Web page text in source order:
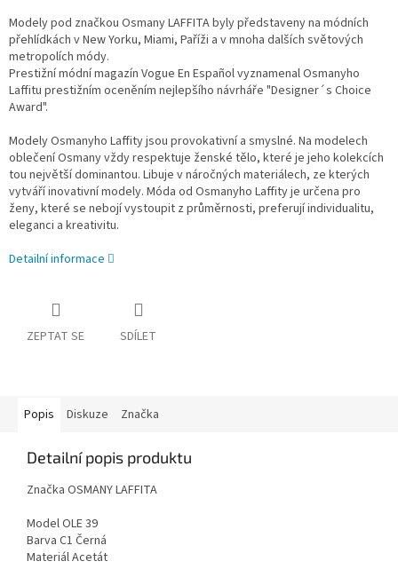
Modely pod značkou Osmany LAFFITA byly představeny na módních
přehlídkách v New Yorku, Miami, Paříži a v mnoha dalších světových
metropolích módy.
Prestižní módní magazín Vogue En Español vyznamenal Osmanyho
Laffitu prestižním oceněním nejlepšího návrháře "Designer´s Choice
Award".
Modely Osmanyho Laffity jsou provokativní a smyslné. Na modelech
oblečení Osmany vždy respektuje ženské tělo, které je jeho kolekcích
tou největší dominantou. Libuje v náročných materiálech, ze kterých
vytváří inovativní modely. Móda od Osmanyho Laffity je určena pro
ženy, které se nebojí vystoupit z průměrnosti, preferují individualitu,
eleganci a kreativitu.
Detailní informace
ZEPTAT SE SDÍLET
Popis Diskuze Značka
Detailní popis produktu
Značka OSMANY LAFFITA
Model OLE 39
Barva C1 Černá
Materiál Acetát